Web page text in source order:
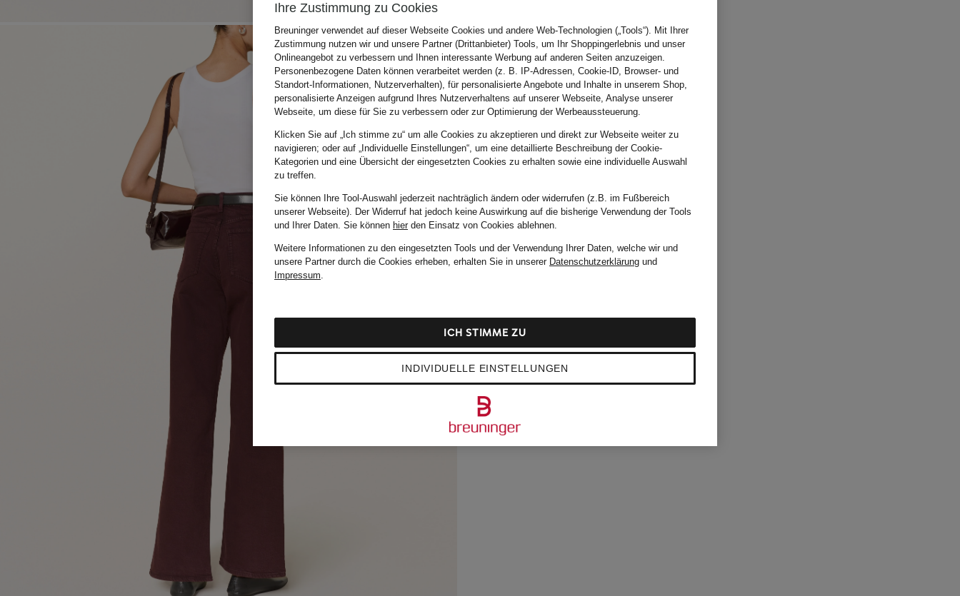
Ihre Zustimmung zu Cookies
Breuninger verwendet auf dieser Webseite Cookies und andere Web-Technologien („Tools“). Mit Ihrer
Zustimmung nutzen wir und unsere Partner (Drittanbieter) Tools, um Ihr Shoppingerlebnis und unser
Onlineangebot zu verbessern und Ihnen interessante Werbung auf anderen Seiten anzuzeigen.
Personenbezogene Daten können verarbeitet werden (z. B. IP-Adressen, Cookie-ID, Browser- und
Standort-Informationen, Nutzerverhalten), für personalisierte Angebote und Inhalte in unserem Shop,
personalisierte Anzeigen aufgrund Ihres Nutzerverhaltens auf unserer Webseite, Analyse unserer
Webseite, um diese für Sie zu verbessern oder zur Optimierung der Werbeaussteuerung.
Klicken Sie auf „Ich stimme zu“ um alle Cookies zu akzeptieren und direkt zur Webseite weiter zu
navigieren; oder auf „Individuelle Einstellungen“, um eine detaillierte Beschreibung der Cookie-
Kategorien und eine Übersicht der eingesetzten Cookies zu erhalten sowie eine individuelle Auswahl
zu treffen.
Sie können Ihre Tool-Auswahl jederzeit nachträglich ändern oder widerrufen (z.B. im Fußbereich
unserer Webseite). Der Widerruf hat jedoch keine Auswirkung auf die bisherige Verwendung der Tools
und Ihrer Daten. Sie können hierden Einsatz von Cookies ablehnen.
Weitere Informationen zu den eingesetzten Tools und der Verwendung Ihrer Daten, welche wir und
unsere Partner durch die Cookies erheben, erhalten Sie in unserer Datenschutzerklärung und
Impressum.
INDIVIDUELLE EINSTELLUNGEN
ICH STIMME ZU